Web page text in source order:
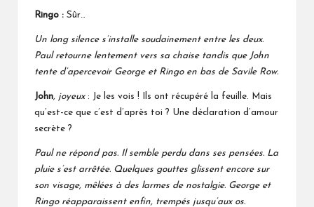
Ringo : Sûr…
Un long silence s’installe soudainement entre les deux.
Paul retourne lentement vers sa chaise tandis que John
tente d’apercevoir George et Ringo en bas de Savile Row.
John, joyeux : Je les vois ! Ils ont récupéré la feuille. Mais
qu’est-ce que c’est d’après toi ? Une déclaration d’amour
secrète ?
Paul ne répond pas. Il semble perdu dans ses pensées. La
pluie s’est arrêtée. Quelques gouttes glissent encore sur
son visage, mêlées à des larmes de nostalgie. George et
Ringo réapparaissent enfin, trempés jusqu’aux os.